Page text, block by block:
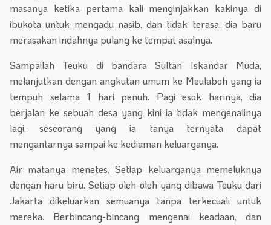
masanya ketika pertama kali menginjakkan kakinya di
ibukota untuk mengadu nasib, dan tidak terasa, dia baru
merasakan indahnya pulang ke tempat asalnya.
Sampailah Teuku di bandara Sultan Iskandar Muda,
melanjutkan dengan angkutan umum ke Meulaboh yang ia
tempuh selama 1 hari penuh. Pagi esok harinya, dia
berjalan ke sebuah desa yang kini ia tidak mengenalinya
lagi, seseorang yang ia tanya ternyata dapat
mengantarnya sampai ke kediaman keluarganya.
Air matanya menetes. Setiap keluarganya memeluknya
dengan haru biru. Setiap oleh-oleh yang dibawa Teuku dari
Jakarta dikeluarkan semuanya tanpa terkecuali untuk
mereka. Berbincang-bincang mengenai keadaan, dan